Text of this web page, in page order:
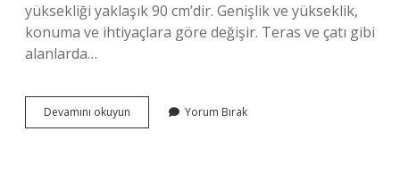
yüksekliği yaklaşık 90 cm’dir. Genişlik ve yükseklik,
konuma ve ihtiyaçlara göre değişir. Teras ve çatı gibi
alanlarda…
Devamını okuyun
Balkon
Yorum Bırak